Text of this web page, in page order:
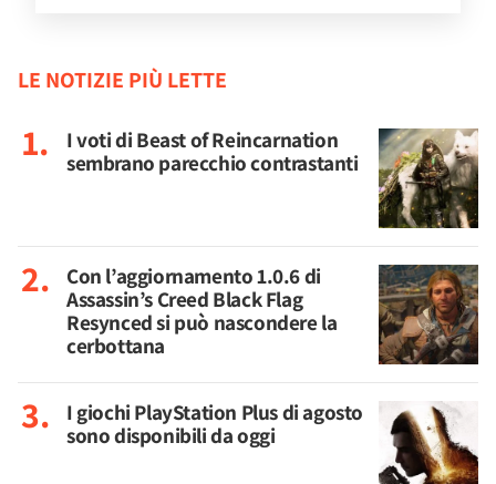
LE NOTIZIE PIÙ LETTE
I voti di Beast of Reincarnation
sembrano parecchio contrastanti
Con l’aggiornamento 1.0.6 di
Assassin’s Creed Black Flag
Resynced si può nascondere la
cerbottana
I giochi PlayStation Plus di agosto
sono disponibili da oggi